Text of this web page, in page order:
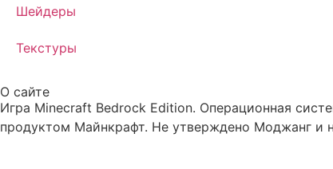
Шейдеры
Текстуры
О сайте
Игра Minecraft Bedrock Edition. Операционная
продуктом Майнкрафт. Не утверждено Моджанг и